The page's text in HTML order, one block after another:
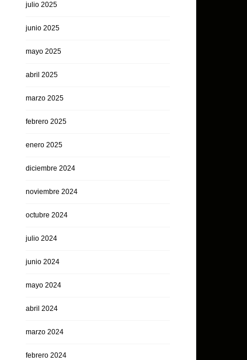
julio 2025
junio 2025
mayo 2025
abril 2025
marzo 2025
febrero 2025
enero 2025
diciembre 2024
noviembre 2024
octubre 2024
julio 2024
junio 2024
mayo 2024
abril 2024
marzo 2024
febrero 2024